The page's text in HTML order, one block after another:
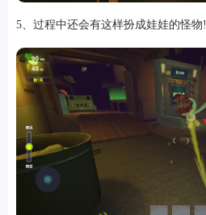
5、过程中还会有这样扮成娃娃的怪物!